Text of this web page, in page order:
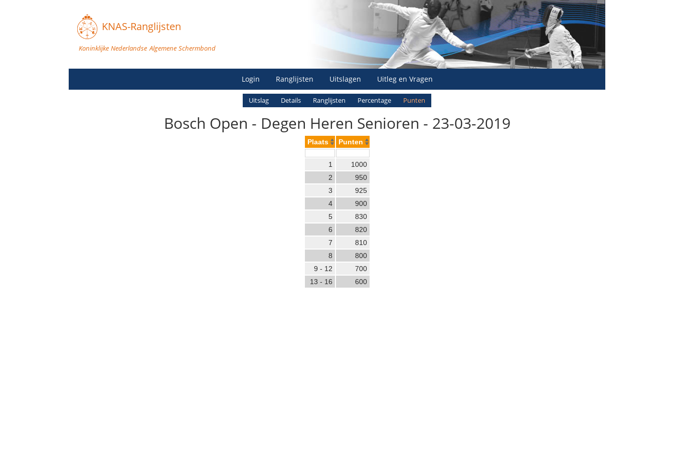
KNAS-Ranglijsten
Koninklijke Nederlandse Algemene Schermbond
Login Ranglijsten Uitslagen Uitleg en Vragen
Uitslag Details Ranglijsten Percentage Punten
Bosch Open - Degen Heren Senioren - 23-03-2019
Plaats Punten
1
1000
2
950
3
925
4
900
5
830
6
820
7
810
8
800
9 - 12
700
13 - 16
600